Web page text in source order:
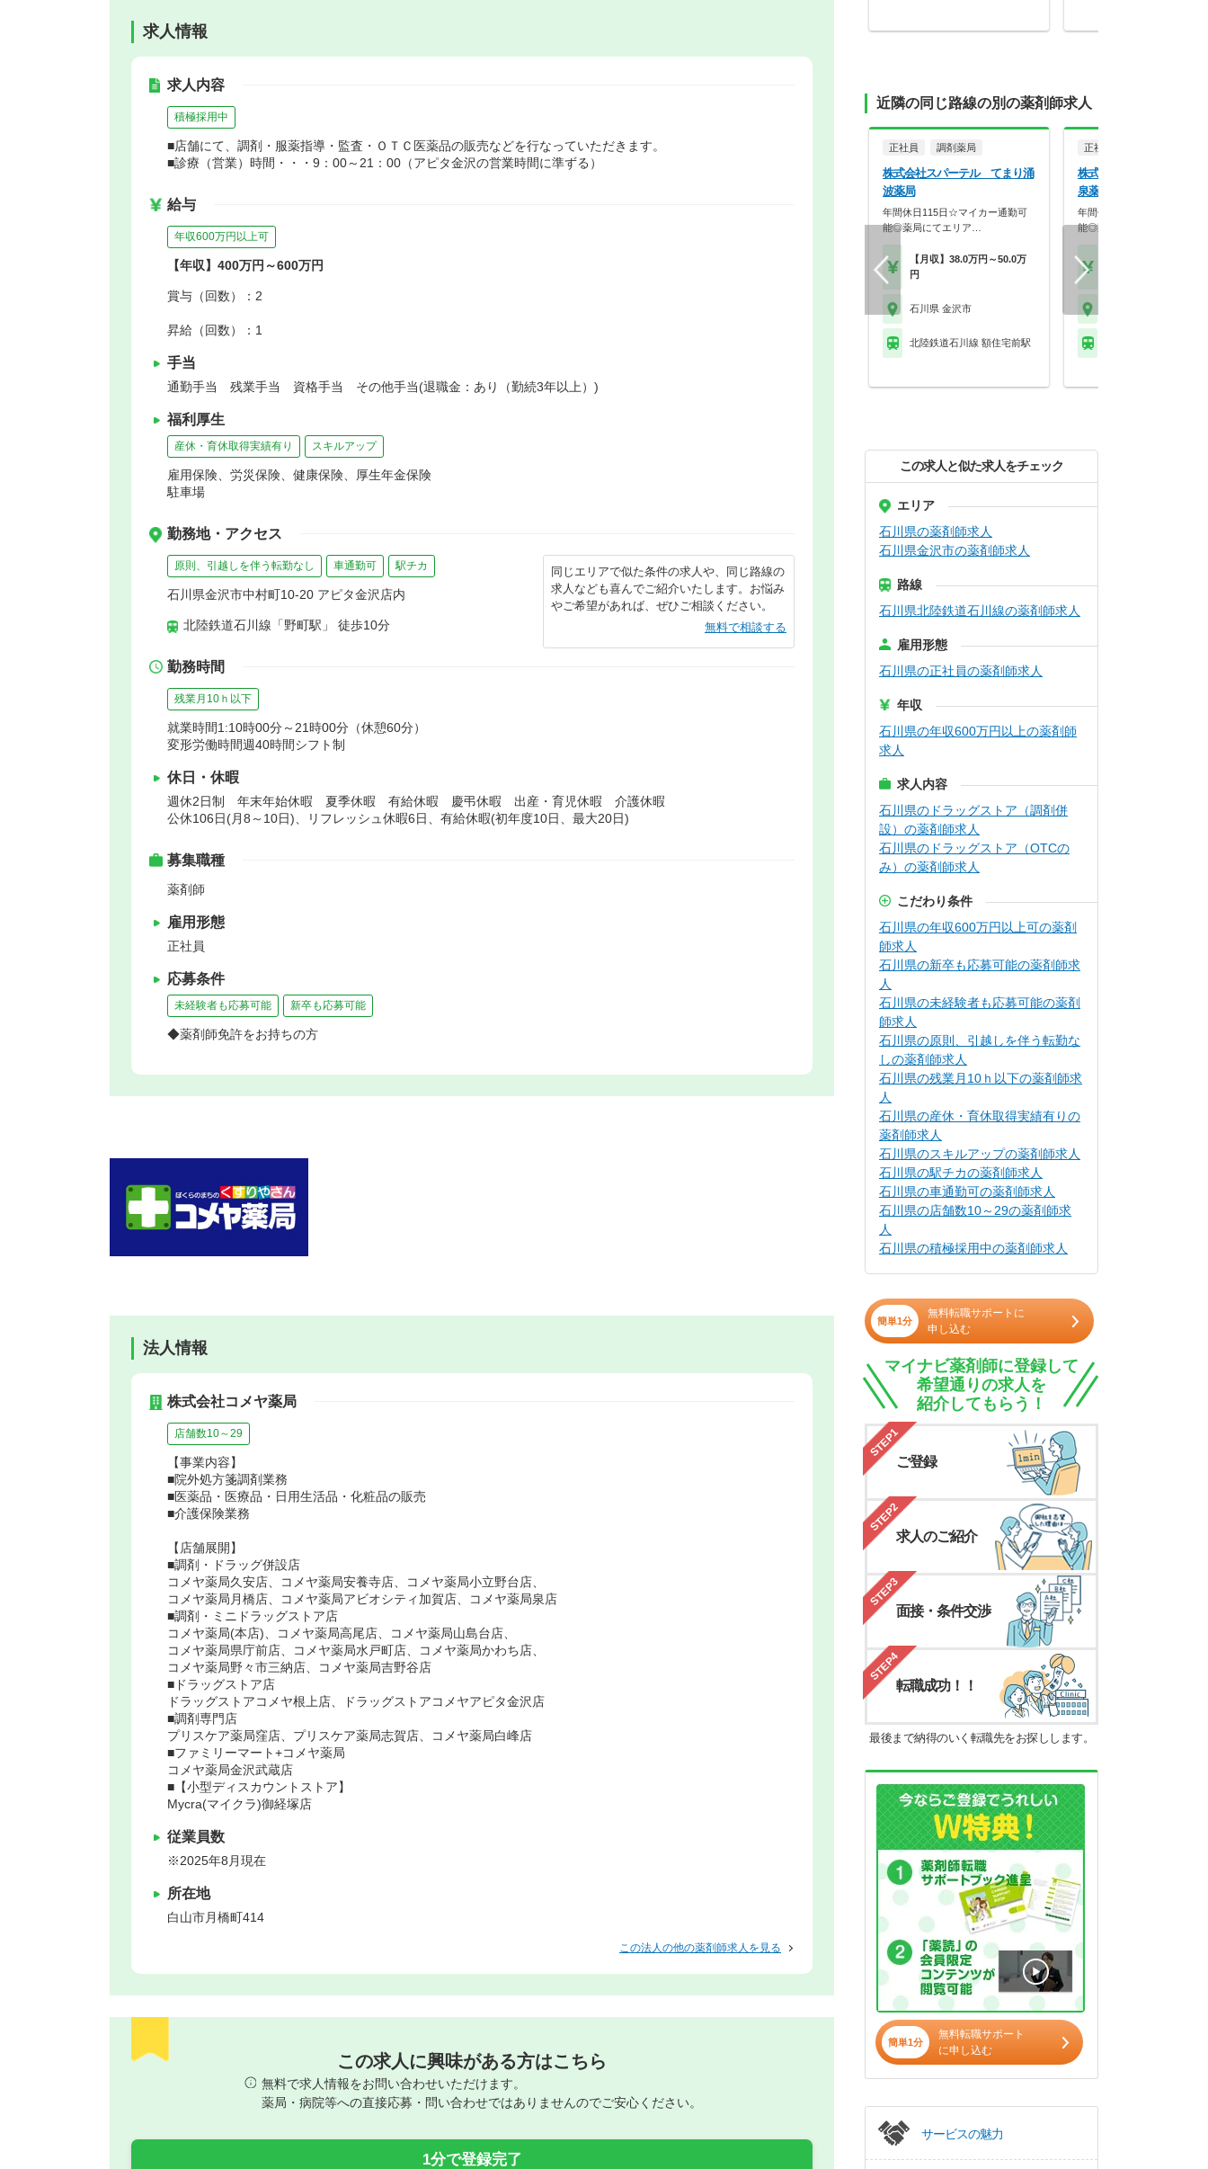
求人情報
求人内容
積極採用中
■店舗にて、調剤・服薬指導・監査・ＯＴＣ医薬品の販売などを行なっていただきます。
■診療（営業）時間・・・9：00～21：00（アピタ金沢の営業時間に準ずる）
給与
年収600万円以上可
【年収】400万円～600万円
賞与（回数）：2
昇給（回数）：1
手当
通勤手当 残業手当 資格手当 その他手当(退職金：あり（勤続3年以上）)
福利厚生
産休・育休取得実績有り スキルアップ
雇用保険、労災保険、健康保険、厚生年金保険
駐車場
勤務地・アクセス
原則、引越しを伴う転勤なし 車通勤可 駅チカ
石川県金沢市中村町10-20 アピタ金沢店内
北陸鉄道石川線「野町駅」 徒歩10分
同じエリアで似た条件の求人や、同じ路線の
求人なども喜んでご紹介いたします。お悩み
やご希望があれば、ぜひご相談ください。
無料で相談する
勤務時間
残業月10ｈ以下
就業時間1:10時00分～21時00分（休憩60分）
変形労働時間週40時間シフト制
休日・休暇
週休2日制 年末年始休暇 夏季休暇 有給休暇 慶弔休暇 出産・育児休暇 介護休暇
公休106日(月8～10日)、リフレッシュ休暇6日、有給休暇(初年度10日、最大20日)
募集職種
薬剤師
雇用形態
正社員
応募条件
未経験者も応募可能 新卒も応募可能
◆薬剤師免許をお持ちの方
法人情報
株式会社コメヤ薬局
店舗数10～29
【事業内容】
■院外処方箋調剤業務
■医薬品・医療品・日用生活品・化粧品の販売
■介護保険業務
【店舗展開】
■調剤・ドラッグ併設店
コメヤ薬局久安店、コメヤ薬局安養寺店、コメヤ薬局小立野台店、
コメヤ薬局月橋店、コメヤ薬局アビオシティ加賀店、コメヤ薬局泉店
■調剤・ミニドラッグストア店
コメヤ薬局(本店)、コメヤ薬局高尾店、コメヤ薬局山島台店、
コメヤ薬局県庁前店、コメヤ薬局水戸町店、コメヤ薬局かわち店、
コメヤ薬局野々市三納店、コメヤ薬局吉野谷店
■ドラッグストア店
ドラッグストアコメヤ根上店、ドラッグストアコメヤアピタ金沢店
■調剤専門店
プリスケア薬局窪店、プリスケア薬局志賀店、コメヤ薬局白峰店
■ファミリーマート+コメヤ薬局
コメヤ薬局金沢武蔵店
■【小型ディスカウントストア】
Mycra(マイクラ)御経塚店
従業員数
※2025年8月現在
所在地
白山市月橋町414
この法人の他の薬剤師求人を見る
この求人に興味がある方はこちら
無料で求人情報をお問い合わせいただけます。
薬局・病院等への直接応募・問い合わせではありませんのでご安心ください。
1分で登録完了
近隣の同じ路線の別の薬剤師求人
正社員 調剤薬局
株式会社スパーテル てまり涌
波薬局
年間休日115日☆マイカー通勤可
能◎薬局にてエリア…
【月収】38.0万円～50.0万
円
石川県 金沢市
北陸鉄道石川線 額住宅前駅
正社員
株式会社スパーテル て
泉薬局
年間休日115日☆マイカー通
能◎薬局にてエリア…
この求人と似た求人をチェック
エリア
石川県の薬剤師求人
石川県金沢市の薬剤師求人
路線
石川県北陸鉄道石川線の薬剤師求人
雇用形態
石川県の正社員の薬剤師求人
年収
石川県の年収600万円以上の薬剤師
求人
求人内容
石川県のドラッグストア（調剤併
設）の薬剤師求人
石川県のドラッグストア（OTCの
み）の薬剤師求人
こだわり条件
石川県の年収600万円以上可の薬剤
師求人
石川県の新卒も応募可能の薬剤師求
人
石川県の未経験者も応募可能の薬剤
師求人
石川県の原則、引越しを伴う転勤な
しの薬剤師求人
石川県の残業月10ｈ以下の薬剤師求
人
石川県の産休・育休取得実績有りの
薬剤師求人
石川県のスキルアップの薬剤師求人
石川県の駅チカの薬剤師求人
石川県の車通勤可の薬剤師求人
石川県の店舗数10～29の薬剤師求
人
石川県の積極採用中の薬剤師求人
簡単1分
無料転職サポートに
申し込む
マイナビ薬剤師に登録して
希望通りの求人を
紹介してもらう！
STEP1
ご登録
STEP2
求人のご紹介
STEP3
面接・条件交渉
STEP4
転職成功！！
最後まで納得のいく転職先をお探しします。
簡単1分
無料転職サポート
に申し込む
サービスの魅力